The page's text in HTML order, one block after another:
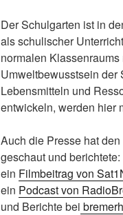
Der Schulgarten ist in
als schulischer
normalen
Umweltbewusstsein der
Lebensmitteln und
entwickeln, werden hier
Auch die Presse hat
geschaut und berichtete:
ein Filmbeitrag von
ein Podcast von
und Berichte bei